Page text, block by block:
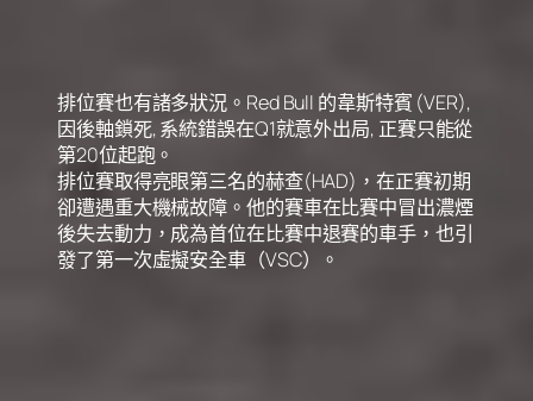
排位賽也有諸多狀況。Red Bull 的韋斯特賓 (VER),
因後軸鎖死, 系統錯誤在Q1就意外出局, 正賽只能從
第20位起跑。
排位賽取得亮眼第三名的赫查(HAD)，在正賽初期
卻遭遇重大機械故障。他的賽車在比賽中冒出濃煙
後失去動力，成為首位在比賽中退賽的車手，也引
發了第一次虛擬安全車（VSC）。